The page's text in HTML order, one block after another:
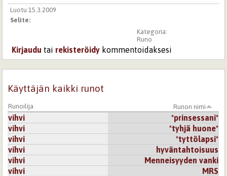
Luotu 15.3.2009
Selite:
Kategoria:
Runo
Kirjaudu tai rekisteröidy kommentoidaksesi
Käyttäjän kaikki runot
Runoilija Runon nimi
vihvi
*prinsessani*
vihvi
*tyhjä huone*
vihvi
*tyttölapsi*
vihvi
hyväntahtoisuus
vihvi
Menneisyyden vanki
vihvi
MRS